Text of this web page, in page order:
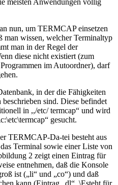
meisten Anwendungen völlig
nun, um TERMCAP einsetzen
man wissen, welcher Terminaltyp
man in der Regel der
diese nicht existiert (zum
im Autoordner), darf
in der die Fähigkeiten
sind. Diese befindet
in ,,/etc/ termcap“ und wird
gesucht.
TERMCAP-Da-tei besteht aus
Terminal sowie einer Liste von
2 zeigt einen Eintrag für
entnehmen, daß die Konsole
ist („li“ und „co“) und daß
kann (Eintrag „dl“, \Esteht für